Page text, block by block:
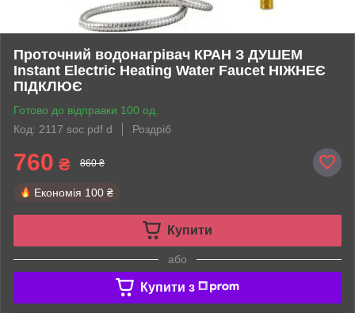
Проточний водонагрівач КРАН З ДУШЕМ
Instant Electric Heating Water Faucet НІЖНЕЄ
ПІДКЛЮЄ
Готово до відправки 100 од.
Код: 2117 soc pdf d
Роздріб
760 ₴ 860 ₴
Економія 100 ₴
Купити
або
Купити з